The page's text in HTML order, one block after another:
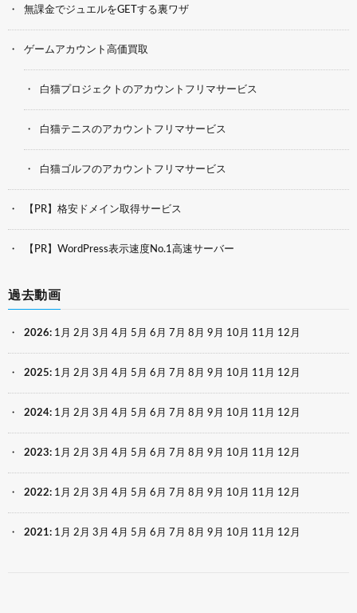
無課金でジュエルをGETする裏ワザ
ゲームアカウント高価買取
白猫プロジェクトのアカウントフリマサービス
白猫テニスのアカウントフリマサービス
白猫ゴルフのアカウントフリマサービス
【PR】格安ドメイン取得サービス
【PR】WordPress表示速度No.1高速サーバー
過去動画
2026: 1月 2月 3月 4月 5月 6月 7月 8月 9月 10月 11月 12月
2025: 1月 2月 3月 4月 5月 6月 7月 8月 9月 10月 11月 12月
2024: 1月 2月 3月 4月 5月 6月 7月 8月 9月 10月 11月 12月
2023: 1月 2月 3月 4月 5月 6月 7月 8月 9月 10月 11月 12月
2022: 1月 2月 3月 4月 5月 6月 7月 8月 9月 10月 11月 12月
2021: 1月 2月 3月 4月 5月 6月 7月 8月 9月 10月 11月 12月